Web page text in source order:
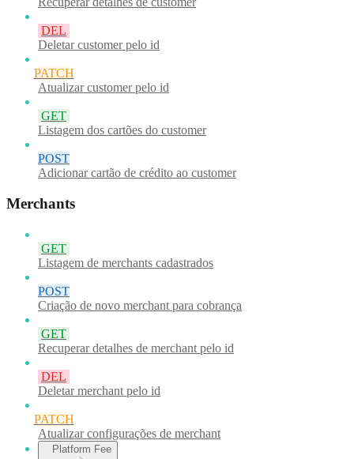
DEL
Deletar customer pelo id
PATCH
Atualizar customer pelo id
GET
Listagem dos cartões do customer
POST
Adicionar cartão de crédito ao customer
Merchants
GET
Listagem de merchants cadastrados
POST
Criação de novo merchant para cobrança
GET
Recuperar detalhes de merchant pelo id
DEL
Deletar merchant pelo id
PATCH
Atualizar configurações de merchant
Platform Fee